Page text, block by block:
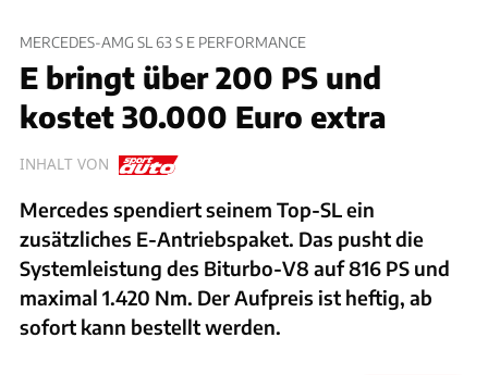
MERCEDES-AMG SL 63 S E PERFORMANCE
E bringt über 200 PS und
kostet 30.000 Euro extra
INHALT VON
Mercedes spendiert seinem Top-SL ein
zusätzliches E-Antriebspaket. Das pusht die
Systemleistung des Biturbo-V8 auf 816 PS und
maximal 1.420 Nm. Der Aufpreis ist heftig, ab
sofort kann bestellt werden.